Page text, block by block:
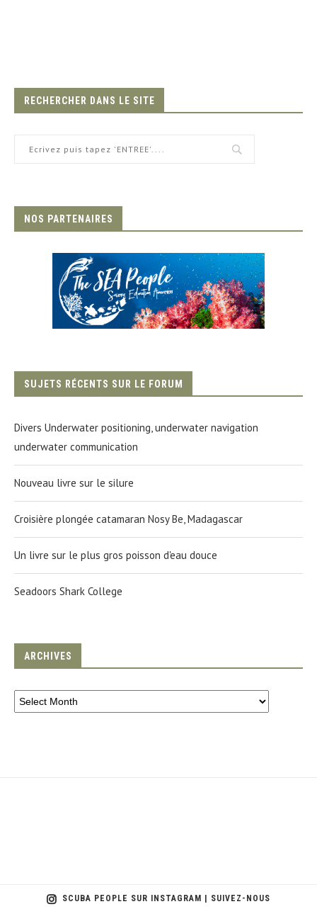
RECHERCHER DANS LE SITE
NOS PARTENAIRES
SUJETS RÉCENTS SUR LE FORUM
Divers Underwater positioning, underwater navigation
underwater communication
Nouveau livre sur le silure
Croisière plongée catamaran Nosy Be, Madagascar
Un livre sur le plus gros poisson d'eau douce
Seadoors Shark College
ARCHIVES
SCUBA PEOPLE SUR INSTAGRAM | SUIVEZ-NOUS